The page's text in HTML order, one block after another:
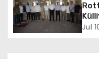
t
i
Jul